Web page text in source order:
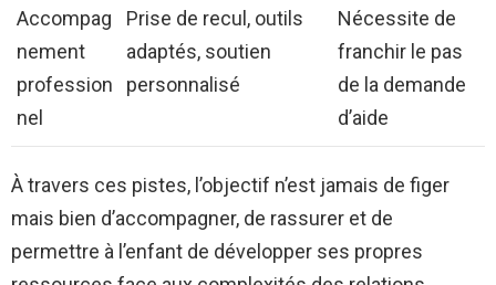
Accompag
nement
profession
nel
Prise de recul, outils
adaptés, soutien
personnalisé
Nécessite de
franchir le pas
de la demande
d’aide
À travers ces pistes, l’objectif n’est jamais de figer
mais bien d’accompagner, de rassurer et de
permettre à l’enfant de développer ses propres